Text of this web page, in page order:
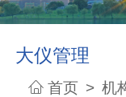
大仪管理
首页 > 机